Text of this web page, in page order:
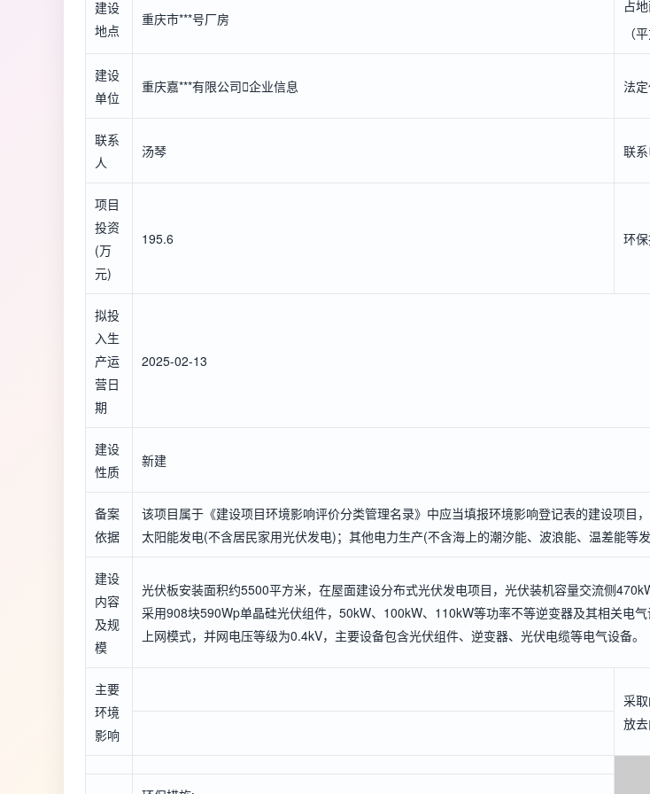
建设
地点
重庆市***号厂房
占
（
建设
单位
重庆嘉***有限公司企业信息 法
联系
人
汤琴 联
项目
投资
(万
元)
195.6 环
拟投
入生
产运
营日
期
2025-02-13
建设
性质
新建
备案
依据
该项目属于《建设项目环境影响评价分类管理名录》中应当填报环境影响登记表的建设项目
太阳能发电(不含居民家用光伏发电)；其他电力生产(不含海上的潮汐能、波浪能、温差能等
建设
内容
及规
模
光伏板安装面积约5500平方米，在屋面建设分布式光伏发电项目，光伏装机容量交流侧
采用908块590Wp单晶硅光伏组件，50kW、100kW、110kW等功率不等逆变器及其相关电
上网模式，并网电压等级为0.4kV，主要设备包含光伏组件、逆变器、光伏电缆等电气设备。
主要
环境
影响
采
放